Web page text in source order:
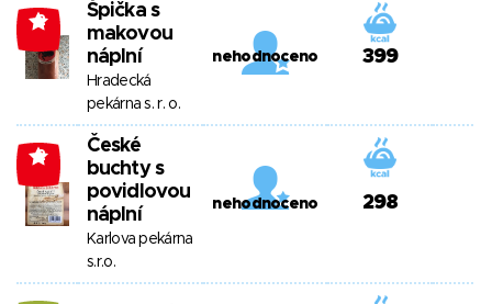
-2
Špička s
makovou
náplní
Hradecká
pekárna s. r. o.
nehodnoceno 399
-2
České
buchty s
povidlovou
náplní
Karlova pekárna
s.r.o.
nehodnoceno 298